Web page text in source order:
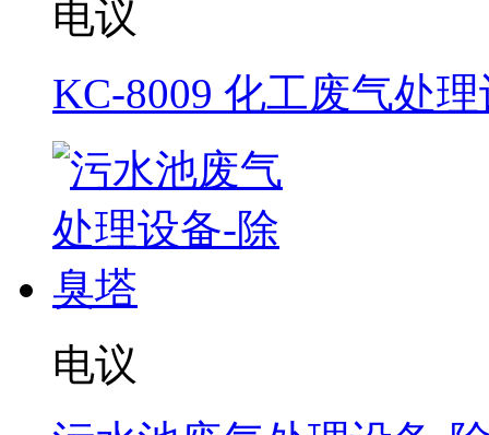
电议
KC-8009 化工废气处
电议